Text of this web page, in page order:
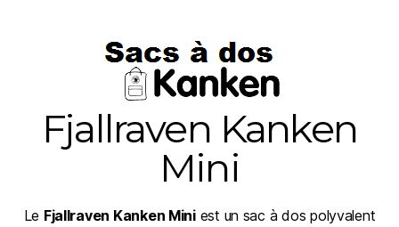
Fjallraven Kanken
Mini
Le Fjallraven Kanken Miniest un sac à dos polyvalent